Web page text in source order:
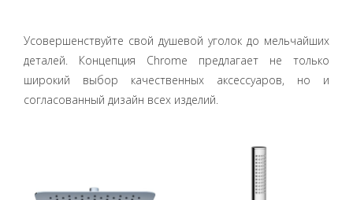
Усовершенствуйте свой душевой уголок до мельчайших
деталей. Концепция Chrome предлагает не только
широкий выбор качественных аксессуаров, но и
согласованный дизайн всех изделий.